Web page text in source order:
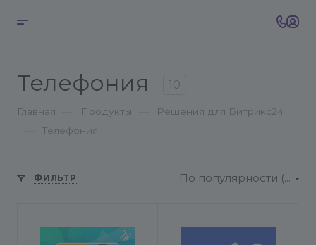
Телефония 10
Главная Продукты Решения для Битрикс24
Телефония
ФИЛЬТР По популярности (возрастание)